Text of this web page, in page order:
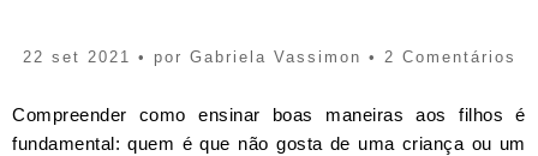
22 set 2021 • por Gabriela Vassimon • 2 Comentários
Compreender como ensinar boas maneiras aos filhos é
fundamental: quem é que não gosta de uma criança ou um